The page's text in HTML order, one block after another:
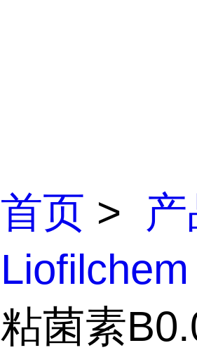
首页 >
粘菌素